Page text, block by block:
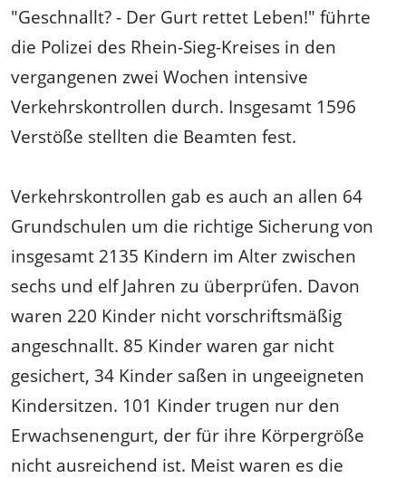
"Geschnallt? - Der Gurt rettet Leben!" führte
die Polizei des Rhein-Sieg-Kreises in den
vergangenen zwei Wochen intensive
Verkehrskontrollen durch. Insgesamt 1596
Verstöße stellten die Beamten fest.
Verkehrskontrollen gab es auch an allen 64
Grundschulen um die richtige Sicherung von
insgesamt 2135 Kindern im Alter zwischen
sechs und elf Jahren zu überprüfen. Davon
waren 220 Kinder nicht vorschriftsmäßig
angeschnallt. 85 Kinder waren gar nicht
gesichert, 34 Kinder saßen in ungeeigneten
Kindersitzen. 101 Kinder trugen nur den
Erwachsenengurt, der für ihre Körpergröße
nicht ausreichend ist. Meist waren es die